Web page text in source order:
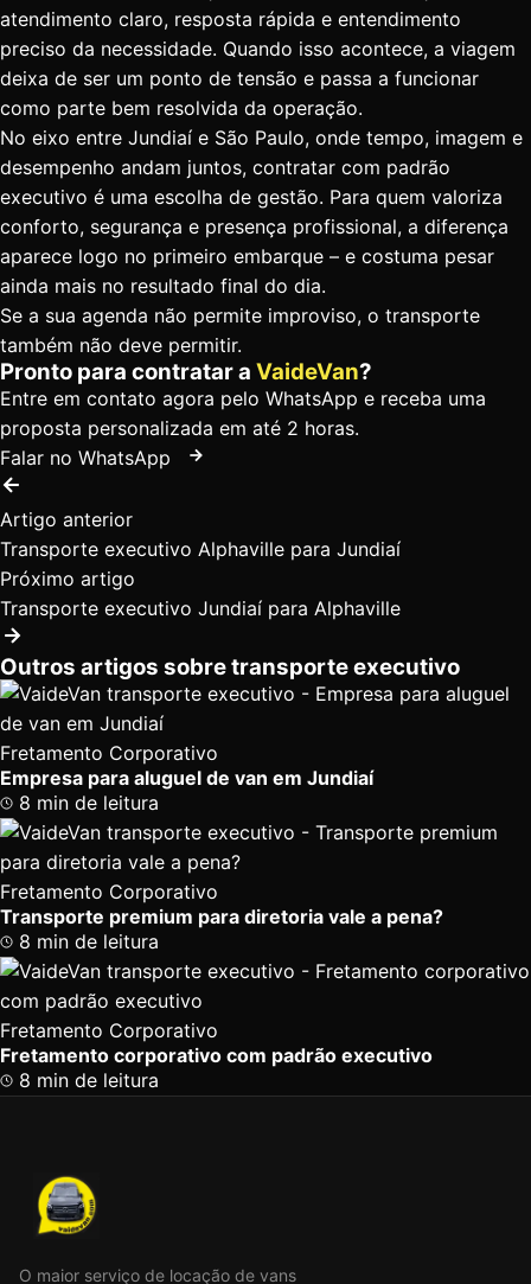
atendimento claro, resposta rápida e entendimento
preciso da necessidade. Quando isso acontece, a viagem
deixa de ser um ponto de tensão e passa a funcionar
como parte bem resolvida da operação.
No eixo entre Jundiaí e São Paulo, onde tempo, imagem e
desempenho andam juntos, contratar com padrão
executivo é uma escolha de gestão. Para quem valoriza
conforto, segurança e presença profissional, a diferença
aparece logo no primeiro embarque – e costuma pesar
ainda mais no resultado final do dia.
Se a sua agenda não permite improviso, o transporte
também não deve permitir.
Pronto para contratar a VaideVan?
Entre em contato agora pelo WhatsApp e receba uma
proposta personalizada em até 2 horas.
Falar no WhatsApp
Artigo anterior
Transporte executivo Alphaville para Jundiaí
Próximo artigo
Transporte executivo Jundiaí para Alphaville
Outros artigos sobre transporte executivo
Fretamento Corporativo
Empresa para aluguel de van em Jundiaí
8 min de leitura
Fretamento Corporativo
Transporte premium para diretoria vale a pena?
8 min de leitura
Fretamento Corporativo
Fretamento corporativo com padrão executivo
8 min de leitura
O maior serviço de locação de vans